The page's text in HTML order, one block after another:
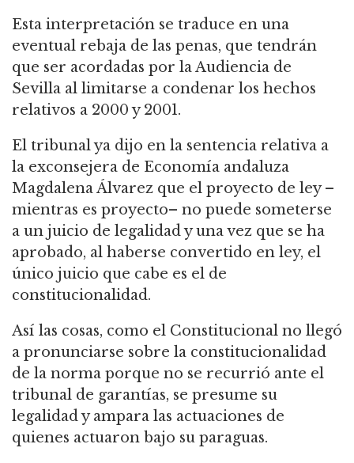
Esta interpretación se traduce en una
eventual rebaja de las penas, que tendrán
que ser acordadas por la Audiencia de
Sevilla al limitarse a condenar los hechos
relativos a 2000 y 2001.
El tribunal ya dijo en la sentencia relativa a
la exconsejera de Economía andaluza
Magdalena Álvarez que el proyecto de ley –
mientras es proyecto– no puede someterse
a un juicio de legalidad y una vez que se ha
aprobado, al haberse convertido en ley, el
único juicio que cabe es el de
constitucionalidad.
Así las cosas, como el Constitucional no llegó
a pronunciarse sobre la constitucionalidad
de la norma porque no se recurrió ante el
tribunal de garantías, se presume su
legalidad y ampara las actuaciones de
quienes actuaron bajo su paraguas.